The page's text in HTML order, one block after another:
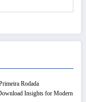
Rodada
Insights for Modern